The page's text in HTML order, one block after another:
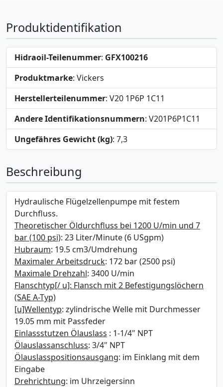
Produktidentifikation
Hidraoil-Teilenummer: GFX100216
Produktmarke: Vickers
Herstellerteilenummer: V20 1P6P 1C11
Andere Identifikationsnummern: V201P6P1C11
Ungefähres Gewicht (kg): 7,3
Beschreibung
Hydraulische Flügelzellenpumpe mit festem
Durchfluss.
Theoretischer Öldurchfluss bei 1200 U/min und 7
bar (100 psi): 23 Liter/Minute (6 USgpm)
Hubraum: 19.5 cm3/Umdrehung
Maximaler Arbeitsdruck: 172 bar (2500 psi)
Maximale Drehzahl: 3400 U/min
Flanschtyp[/ u]: Flansch mit 2 Befestigungslöchern
(SAE A-Typ)
[u]Wellentyp: zylindrische Welle mit Durchmesser
19.05 mm mit Passfeder
Einlassstutzen Ölauslass : 1-1/4" NPT
Ölauslassanschluss: 3/4" NPT
Ölauslasspositionsausgang: im Einklang mit dem
Eingabe
Drehrichtung: im Uhrzeigersinn